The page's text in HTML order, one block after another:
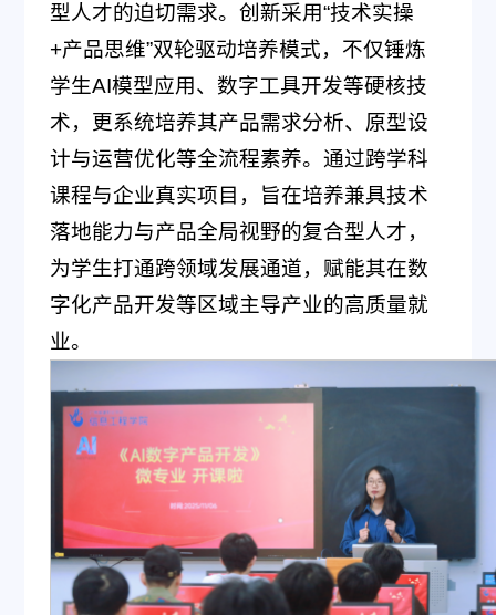
型人才的迫切需求。创新采用“技术实操
+产品思维”双轮驱动培养模式，不仅锤炼
学生AI模型应用、数字工具开发等硬核技
术，更系统培养其产品需求分析、原型设
计与运营优化等全流程素养。通过跨学科
课程与企业真实项目，旨在培养兼具技术
落地能力与产品全局视野的复合型人才，
为学生打通跨领域发展通道，赋能其在数
字化产品开发等区域主导产业的高质量就
业。